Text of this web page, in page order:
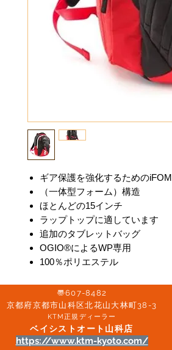
ギア保護を強化するためのiFOM
（一体型フォーム）構造
ほとんどの15インチ
ラップトップに適しています
追加のタブレットバッグ
OGIO®によるWP専用
100％ポリエステル
〠607-8482
京都府京都市山科区北花山大林町38-3​
KTM正規ディーラー
ベイシストオート山科店
https://www.ktm-kyoto.com/